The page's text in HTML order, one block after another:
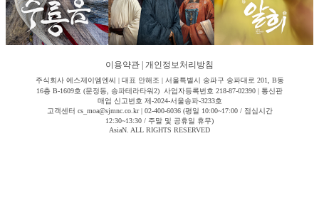
이용약관 개인정보처리방침
주식회사 에스제이엠엔씨 | 대표 안해조 | 서울특별시 송파구 송파대로 201, B동
16층 B-1609호 (문정동, 송파테라타워2) 사업자등록번호 218-87-02390 | 통신판
매업 신고번호 제-2024-서울송파-3233호
고객센터 cs_moa@sjmnc.co.kr | 02-400-6036 (평일 10:00~17:00 / 점심시간
12:30~13:30 / 주말 및 공휴일 휴무)
AsiaN. ALL RIGHTS RESERVED